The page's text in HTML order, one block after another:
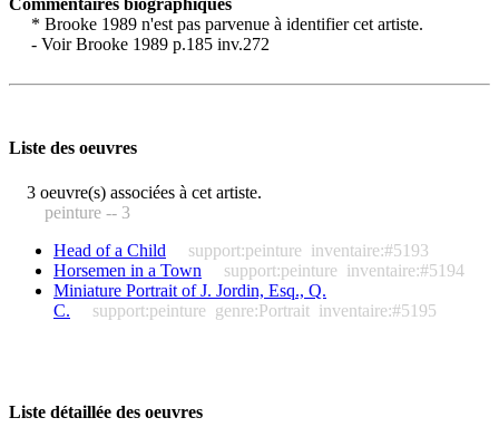
Commentaires biographiques
* Brooke 1989 n'est pas parvenue à identifier cet artiste.
- Voir Brooke 1989 p.185 inv.272
Liste des oeuvres
3 oeuvre(s) associées à cet artiste.
peinture -- 3
Head of a Child
support:peinture inventaire:#5193
Horsemen in a Town
support:peinture inventaire:#5194
Miniature Portrait of J. Jordin, Esq., Q.
C.
support:peinture genre:Portrait inventaire:#5195
Liste détaillée des oeuvres